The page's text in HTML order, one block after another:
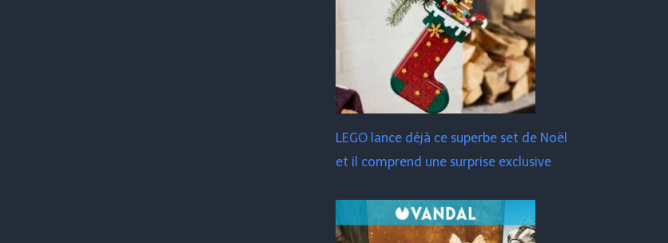
LEGO lance déjà ce superbe set de Noël
et il comprend une surprise exclusive